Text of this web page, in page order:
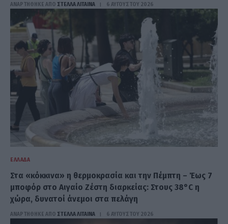
ΑΝΑΡΤΗΘΗΚΕ ΑΠΟ ΣΤΈΛΛΑ ΛΊΤΑΙΝΑ 6 ΑΥΓΟΎΣΤΟΥ 2026
ΕΛΛΆΔΑ
Στα «κόκκινα» η θερμοκρασία και την Πέμπτη – Έως 7
μποφόρ στο Αιγαίο Ζέστη διαρκείας: Στους 38°C η
χώρα, δυνατοί άνεμοι στα πελάγη
ΑΝΑΡΤΗΘΗΚΕ ΑΠΟ ΣΤΈΛΛΑ ΛΊΤΑΙΝΑ 6 ΑΥΓΟΎΣΤΟΥ 2026